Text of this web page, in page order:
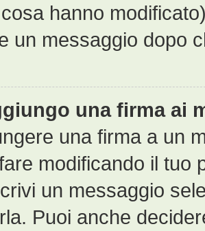
hanno
un messaggio dopo
una firma ai
una firma a un
modificando il tuo
un messaggio
Puoi anche